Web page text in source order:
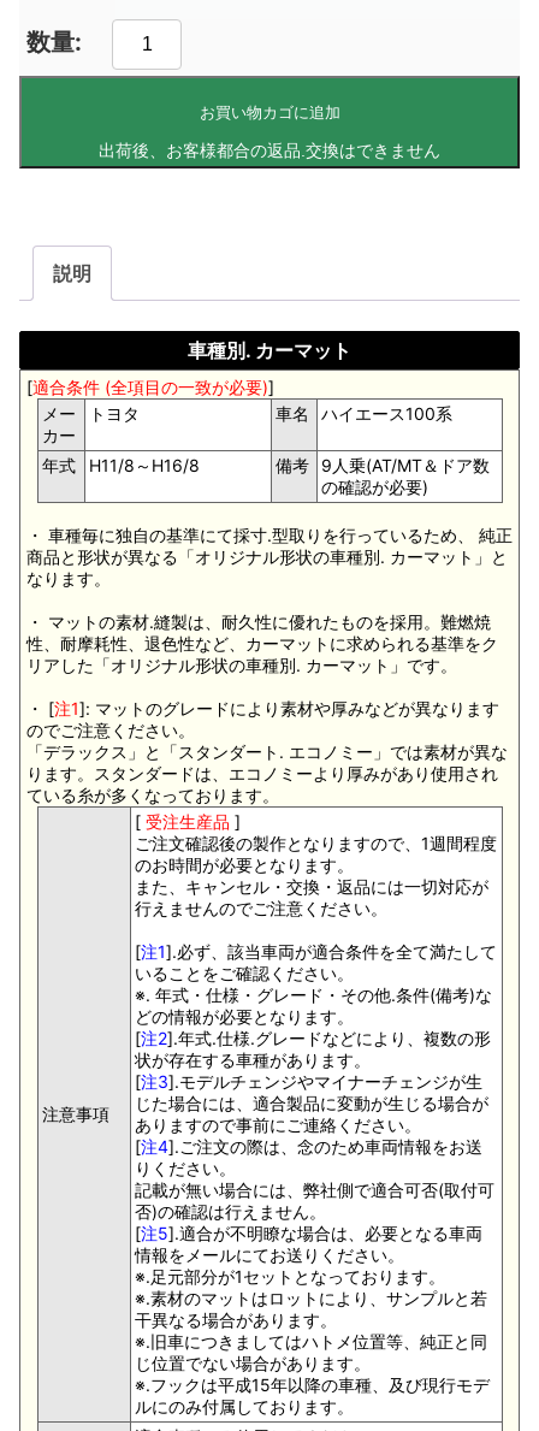
お買い物カゴに追加
説明
車種別. カーマット
[適合条件 (全項目の一致が必要)]
メー
カー
トヨタ 車名 ハイエース100系
年式 H11/8～H16/8 備考
9人乗(AT/MT＆ドア数
の確認が必要)
・ 車種毎に独自の基準にて採寸.型取りを行っているため、 純正
商品と形状が異なる「オリジナル形状の車種別. カーマット」と
なります。
・ マットの素材.縫製は、耐久性に優れたものを採用。難燃焼
性、耐摩耗性、退色性など、カーマットに求められる基準をク
リアした「オリジナル形状の車種別. カーマット」です。
・ [注1]: マットのグレードにより素材や厚みなどが異なります
のでご注意ください。
「デラックス」と「スタンダート. エコノミー」では素材が異な
ります。スタンダードは、エコノミーより厚みがあり使用され
ている糸が多くなっております。
注意事項
[ 受注生産品 ]
ご注文確認後の製作となりますので、1週間程度
のお時間が必要となります。
また、キャンセル・交換・返品には一切対応が
行えませんのでご注意ください。
[注1].必ず、該当車両が適合条件を全て満たして
いることをご確認ください。
※. 年式・仕様・グレード・その他.条件(備考)な
どの情報が必要となります。
[注2].年式.仕様.グレードなどにより、複数の形
状が存在する車種があります。
[注3].モデルチェンジやマイナーチェンジが生
じた場合には、適合製品に変動が生じる場合が
ありますので事前にご連絡ください。
[注4].ご注文の際は、念のため車両情報をお送
りください。
記載が無い場合には、弊社側で適合可否(取付可
否)の確認は行えません。
[注5].適合が不明瞭な場合は、必要となる車両
情報をメールにてお送りください。
※.足元部分が1セットとなっております。
※.素材のマットはロットにより、サンプルと若
干異なる場合があります。
※.旧車につきましてはハトメ位置等、純正と同
じ位置でない場合があります。
※.フックは平成15年以降の車種、及び現行モデ
ルにのみ付属しております。